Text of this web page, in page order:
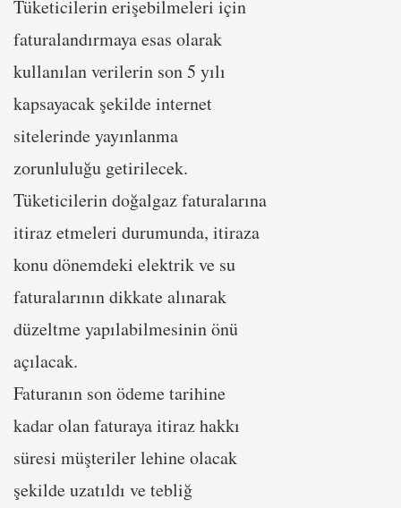
Tüketicilerin erişebilmeleri için
faturalandırmaya esas olarak
kullanılan verilerin son 5 yılı
kapsayacak şekilde internet
sitelerinde yayınlanma
zorunluluğu getirilecek.
Tüketicilerin doğalgaz faturalarına
itiraz etmeleri durumunda, itiraza
konu dönemdeki elektrik ve su
faturalarının dikkate alınarak
düzeltme yapılabilmesinin önü
açılacak.
Faturanın son ödeme tarihine
kadar olan faturaya itiraz hakkı
süresi müşteriler lehine olacak
şekilde uzatıldı ve tebliğ